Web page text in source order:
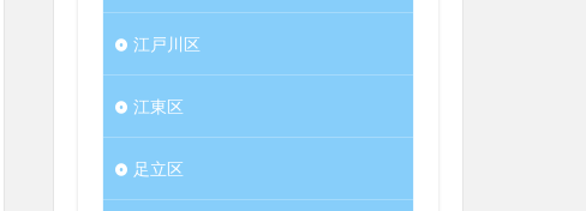
江戸川区
江東区
足立区